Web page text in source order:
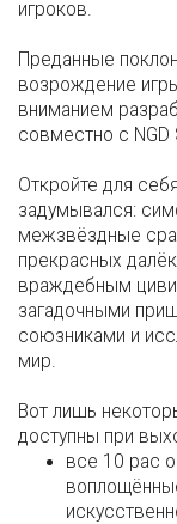
игроков.
Преданные
возрождение
вниманием
совместно с NGD
Откройте для
задумывался:
межзвёздные
прекрасных
враждебным
загадочными
союзниками и
мир.
Вот лишь
доступны при
все 10 рас